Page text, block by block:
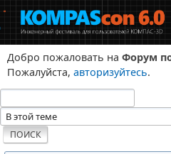
Добро пожаловать на Форум
Пожалуйста, авторизуйтесь.